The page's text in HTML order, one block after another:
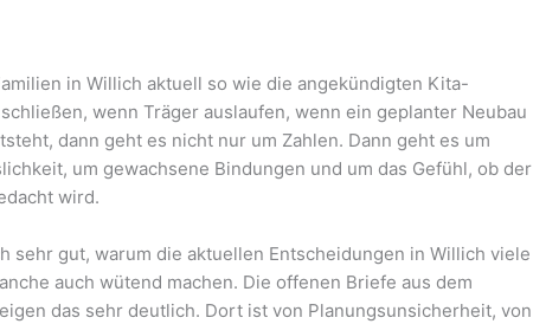
in Willich aktuell so wie die angekündigten Kita-
wenn Träger auslaufen, wenn ein geplanter Neubau
dann geht es nicht nur um Zahlen. Dann geht es um
um gewachsene Bindungen und um das Gefühl, ob der
wird.
sehr gut, warum die aktuellen Entscheidungen in Willich viele
auch wütend machen. Die offenen Briefe aus dem
das sehr deutlich. Dort ist von Planungsunsicherheit, von